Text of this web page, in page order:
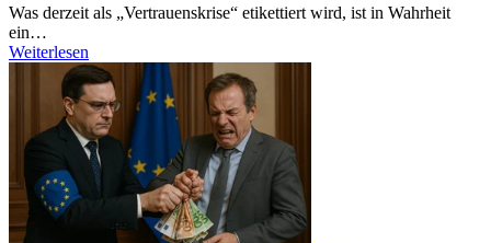
Was derzeit als „Vertrauenskrise“ etikettiert wird, ist in Wahrheit
ein…
Weiterlesen